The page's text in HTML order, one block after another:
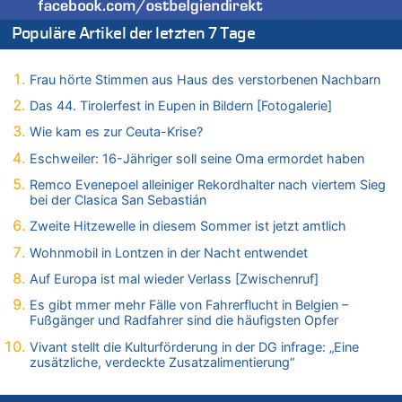
Frau hörte Stimmen aus Haus des verstorbenen Nachbarn
06.08.2026 - 14:44 von Coralie zu
Zweite Hitzewelle in diesem Sommer ist jetzt amtlich
06.08.2026 - 14:41 von Coralie zu
Zweite Hitzewelle in diesem Sommer ist jetzt amtlich
Zweite Hitzewelle in diesem Sommer ist jetzt amtlich
06.08.2026 - 14:11 von Dax zu
Zweite Hitzewelle in diesem Sommer ist jetzt amtlich
06.08.2026 - 14:11 von Wolfgang zu
Zurück an den Rhein: Hendrich wechselt zum 1. FC Köln
06.08.2026 - 13:59 von Chips zu
Zweite Hitzewelle in diesem Sommer ist jetzt amtlich
Wasserstand des Rheins in NRW so niedrig wie noch nie
Wasserstand des Rheins in NRW so niedrig wie noch nie
Populäre Artikel der letzten 7 Tage
Frau hörte Stimmen aus Haus des verstorbenen Nachbarn
Das 44. Tirolerfest in Eupen in Bildern [Fotogalerie]
Wie kam es zur Ceuta-Krise?
Eschweiler: 16-Jähriger soll seine Oma ermordet haben
Remco Evenepoel alleiniger Rekordhalter nach viertem Sieg
bei der Clasica San Sebastián
Zweite Hitzewelle in diesem Sommer ist jetzt amtlich
Wohnmobil in Lontzen in der Nacht entwendet
Auf Europa ist mal wieder Verlass [Zwischenruf]
Es gibt mmer mehr Fälle von Fahrerflucht in Belgien –
Fußgänger und Radfahrer sind die häufigsten Opfer
Vivant stellt die Kulturförderung in der DG infrage: „Eine
zusätzliche, verdeckte Zusatzalimentierung“